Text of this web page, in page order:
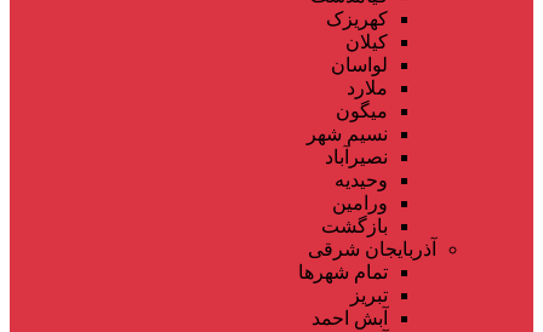
کهریزک
کیلان
لواسان
ملارد
میگون
نسیم شهر
نصیرآباد
وحیدیه
ورامین
بازگشت
آذربایجان شرقی
تمام شهر‌ها
تبریز
آبش احمد